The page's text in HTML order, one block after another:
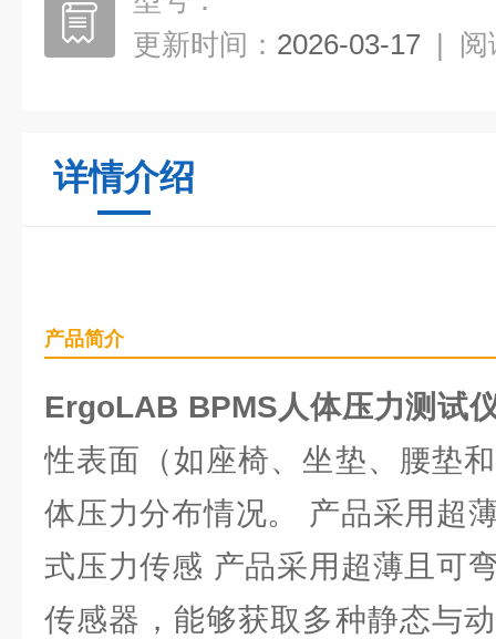
更新时间： 2026-03-17 | 阅
详情介绍
产品简介
ErgoLAB BPMS人体压力测试
性表面（如座椅、坐垫、腰垫
体压力分布情况。 产品采用超
式压力传感 产品采用超薄且可
传感器，能够获取多种静态与